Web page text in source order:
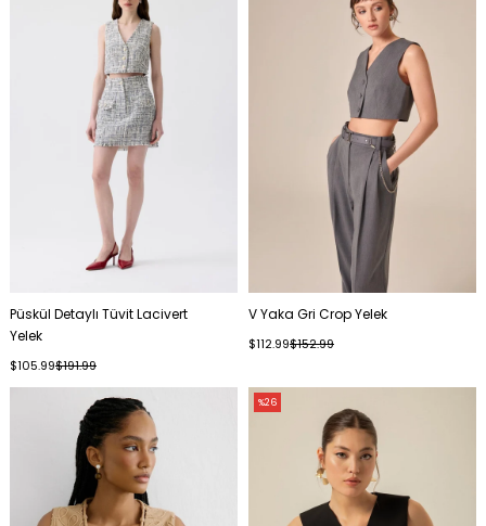
Püskül Detaylı Tüvit Lacivert
Yelek
$105.99$191.99
V Yaka Gri Crop Yelek
$112.99$152.99
%26